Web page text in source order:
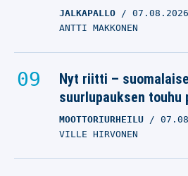
JALKAPALLO 07.08.2026
ANTTI MAKKONEN
Nyt riitti –
suurlupauksen
MOOTTORIURHEILU
VILLE HIRVONEN